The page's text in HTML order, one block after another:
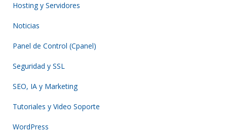
Hosting y Servidores
Noticias
Panel de Control (Cpanel)
Seguridad y SSL
SEO, IA y Marketing
Tutoriales y Video Soporte
WordPress